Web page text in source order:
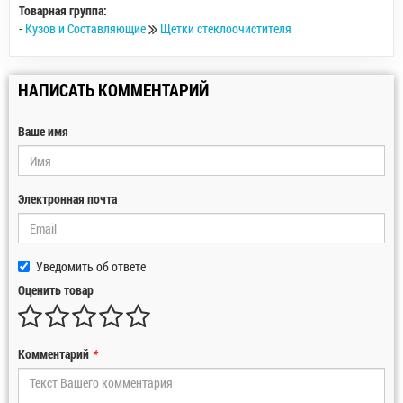
Товарная группа:
- Кузов и Составляющие Щетки стеклоочистителя
НАПИСАТЬ КОММЕНТАРИЙ
Ваше имя
Электронная почта
Уведомить об ответе
Оценить товар
Комментарий *